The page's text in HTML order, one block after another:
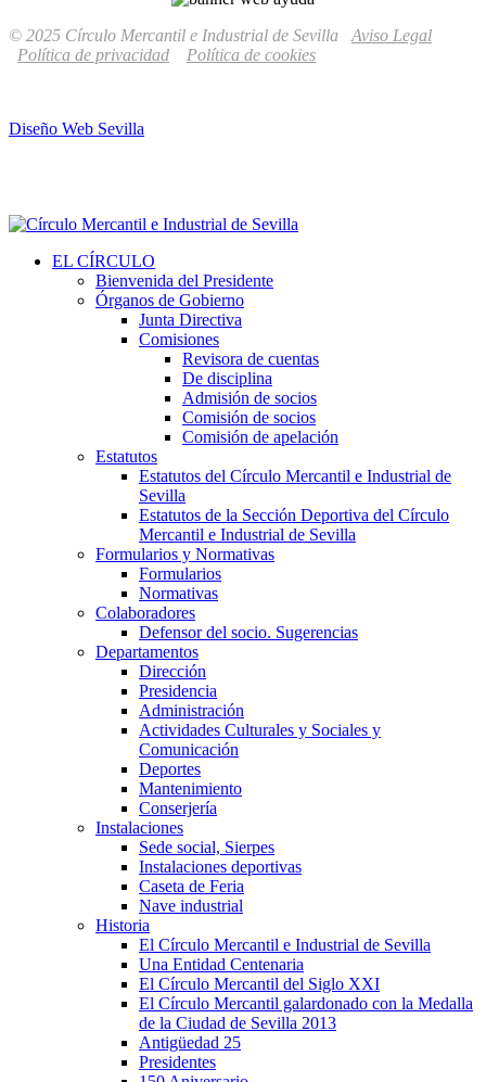
© 2025 Círculo Mercantil e Industrial de Sevilla Aviso Legal
Política de privacidad
Política de cookies
Diseño Web Sevilla
EL CÍRCULO
Bienvenida del Presidente
Órganos de Gobierno
Junta Directiva
Comisiones
Revisora de cuentas
De disciplina
Admisión de socios
Comisión de socios
Comisión de apelación
Estatutos
Estatutos del Círculo Mercantil e Industrial de
Sevilla
Estatutos de la Sección Deportiva del Círculo
Mercantil e Industrial de Sevilla
Formularios y Normativas
Formularios
Normativas
Colaboradores
Defensor del socio. Sugerencias
Departamentos
Dirección
Presidencia
Administración
Actividades Culturales y Sociales y
Comunicación
Deportes
Mantenimiento
Conserjería
Instalaciones
Sede social, Sierpes
Instalaciones deportivas
Caseta de Feria
Nave industrial
Historia
El Círculo Mercantil e Industrial de Sevilla
Una Entidad Centenaria
El Círculo Mercantil del Siglo XXI
El Círculo Mercantil galardonado con la Medalla
de la Ciudad de Sevilla 2013
Antigüedad 25
Presidentes